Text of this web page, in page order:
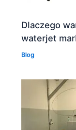
Dlaczego
waterjet
Blog